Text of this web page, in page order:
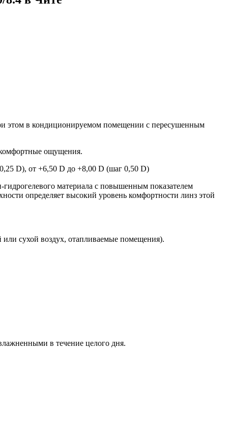
этом в кондиционируемом помещении с пересушенным
ощущения.
D), от +6,50 D до +8,00 D (шаг 0,50 D)
материала с повышенным показателем
определяет высокий уровень комфортности линз этой
сухой воздух, отапливаемые помещения).
в течение целого дня.